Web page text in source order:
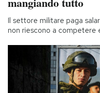
Il settore militare paga
non riescono a competere